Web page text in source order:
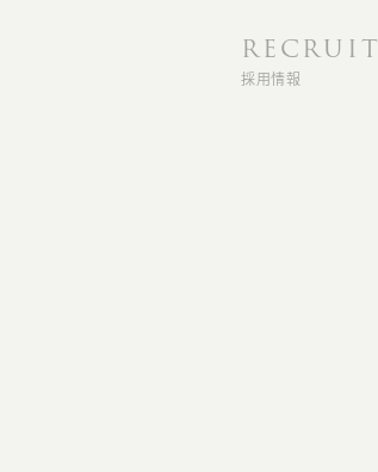
RECRUIT
採用情報